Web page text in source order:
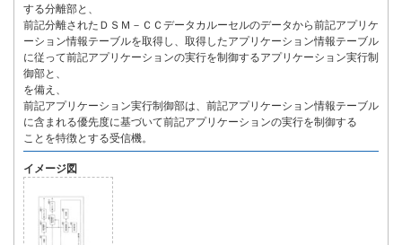
する分離部と、
前記分離されたＤＳＭ－ＣＣデータカルーセルのデータから前記アプリケ
ーション情報テーブルを取得し、取得したアプリケーション情報テーブル
に従って前記アプリケーションの実行を制御するアプリケーション実行制
御部と、
を備え、
前記アプリケーション実行制御部は、前記アプリケーション情報テーブル
に含まれる優先度に基づいて前記アプリケーションの実行を制御する
ことを特徴とする受信機。
イメージ図